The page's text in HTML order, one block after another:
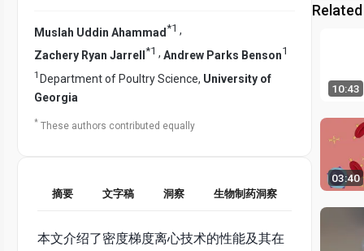
Muslah Uddin Ahammad *1 ,
Zachery Ryan Jarrell*1 , Andrew Parks Benson1
1 Department of Poultry Science, University of
Georgia
* These authors contributed equally
摘要 文字稿 洞察 生物制药洞察
本文介绍了密度梯度离心技术的性能及其在
10:43
03:40